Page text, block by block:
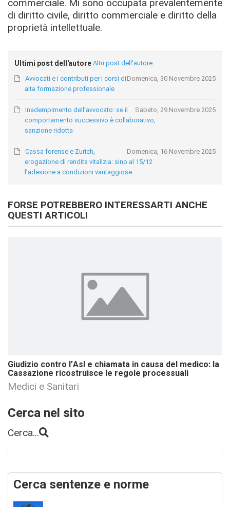
commerciale. Mi sono occupata prevalentemente
di diritto civile, diritto commerciale e diritto della
proprietà intellettuale.
Ultimi post dell'autore Altri post dell'autore
Domenica, 30 Novembre 2025
Avvocati e i contributi per i corsi di
alta formazione professionale
Sabato, 29 Novembre 2025
Inadempimento dell’avvocato: se il
comportamento successivo è collaborativo,
sanzione ridotta
Domenica, 16 Novembre 2025
Cassa forense e Zurich,
erogazione di rendita vitalizia: sino al 15/12
l’adesione a condizioni vantaggiose
FORSE POTREBBERO INTERESSARTI ANCHE
QUESTI ARTICOLI
Giudizio contro l’Asl e chiamata in causa del medico: la
Cassazione ricostruisce le regole processuali
Medici e Sanitari
Cerca nel sito
Cerca...
Cerca sentenze e norme